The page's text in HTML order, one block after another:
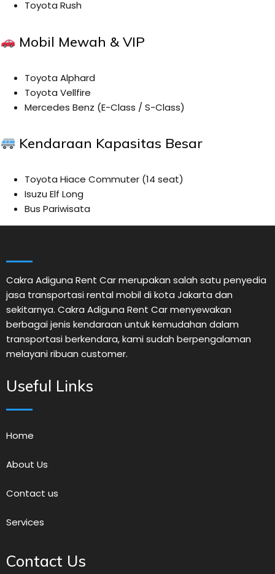
Toyota Rush
Mobil Mewah & VIP
Toyota Alphard
Toyota Vellfire
Mercedes Benz (E-Class / S-Class)
Kendaraan Kapasitas Besar
Toyota Hiace Commuter (14 seat)
Isuzu Elf Long
Bus Pariwisata
Cakra Adiguna Rent Car merupakan salah satu penyedia
jasa transportasi rental mobil di kota Jakarta dan
sekitarnya. Cakra Adiguna Rent Car menyewakan
berbagai jenis kendaraan untuk kemudahan dalam
transportasi berkendara, kami sudah berpengalaman
melayani ribuan customer.
Useful Links
Home
About Us
Contact us
Services
Contact Us